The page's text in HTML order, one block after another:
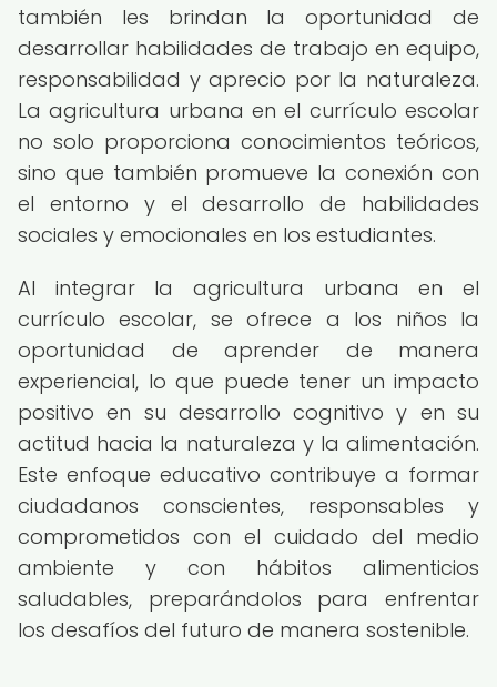
también les brindan la oportunidad de
desarrollar habilidades de trabajo en equipo,
responsabilidad y aprecio por la naturaleza.
La agricultura urbana en el currículo escolar
no solo proporciona conocimientos teóricos,
sino que también promueve la conexión con
el entorno y el desarrollo de habilidades
sociales y emocionales en los estudiantes.
Al integrar la agricultura urbana en el
currículo escolar, se ofrece a los niños la
oportunidad de aprender de manera
experiencial, lo que puede tener un impacto
positivo en su desarrollo cognitivo y en su
actitud hacia la naturaleza y la alimentación.
Este enfoque educativo contribuye a formar
ciudadanos conscientes, responsables y
comprometidos con el cuidado del medio
ambiente y con hábitos alimenticios
saludables, preparándolos para enfrentar
los desafíos del futuro de manera sostenible.